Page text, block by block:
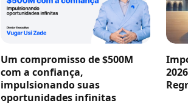
Um compromisso de $500M
com a confiança,
impulsionando suas
oportunidades infinitas